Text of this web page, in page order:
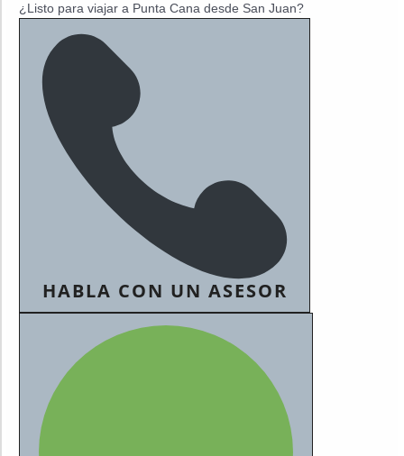
¿Listo para viajar a Punta Cana desde San Juan?
HABLA CON UN ASESOR